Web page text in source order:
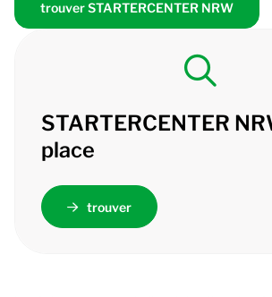
trouver STARTERCENTER NRW
STARTERCENTER
place
trouver